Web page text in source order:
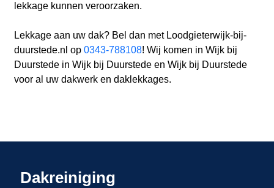
lekkage kunnen veroorzaken.
Lekkage aan uw dak? Bel dan met Loodgieterwijk-bij-
duurstede.nl op 0343-788108! Wij komen in Wijk bij
Duurstede in Wijk bij Duurstede en Wijk bij Duurstede
voor al uw dakwerk en daklekkages.
Dakreiniging